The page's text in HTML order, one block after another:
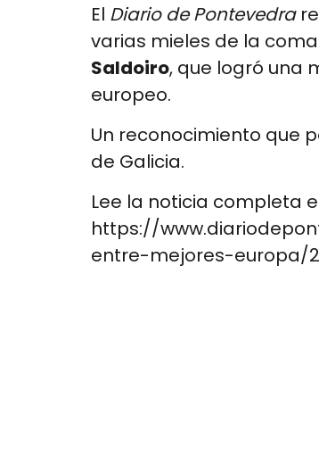
El Diario de Pontevedra
varias mieles de la
Saldoiro, que logró una
europeo.
Un reconocimiento que
de Galicia.
Lee la noticia completa
https://
entre-mejores-europa/